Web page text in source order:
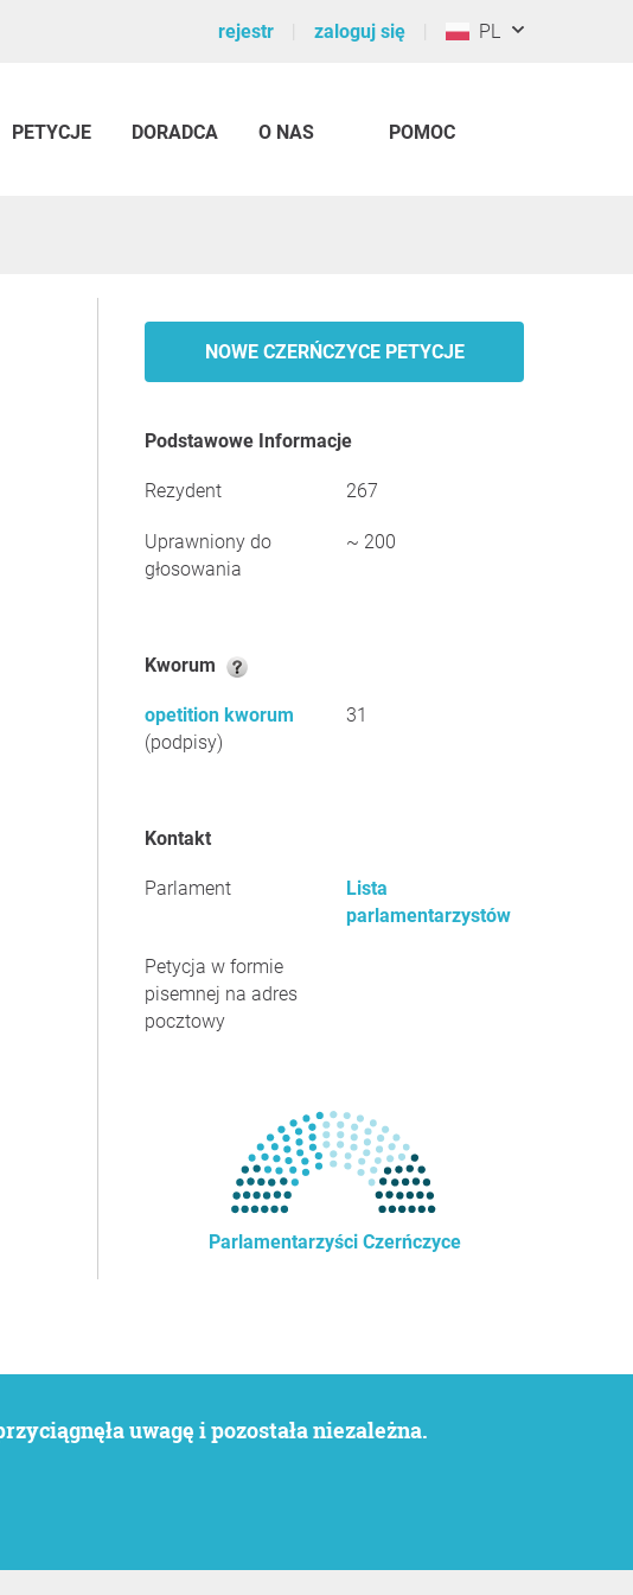
rejestr zaloguj się PL
PETYCJE DORADCA O NAS POMOC
NOWE CZERŃCZYCE PETYCJE
Podstawowe Informacje
Rezydent 267
Uprawniony do
głosowania
~ 200
Kworum
opetition kworum
(podpisy)
31
Kontakt
Parlament
Lista
parlamentarzystów
Petycja w formie
pisemnej na adres
pocztowy
Parlamentarzyści Czerńczyce
uwagę i pozostała niezależna.